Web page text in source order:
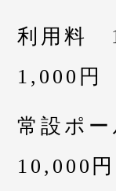
利
1,000円
常設ポ
10,000